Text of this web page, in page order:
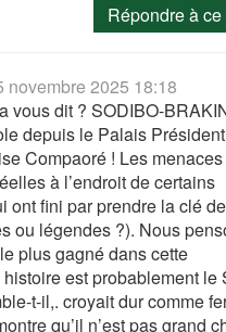
Répondre à
novembre 2025 18:18
vous dit ? SODIBO-
depuis le Palais
Compaoré ! Les
à l’endroit de certains
ont fini par prendre la clé
ou légendes ?). Nous
plus gagné dans cette
est probablement le
t-il,. croyait dur comme
qu’il n’est pas grand